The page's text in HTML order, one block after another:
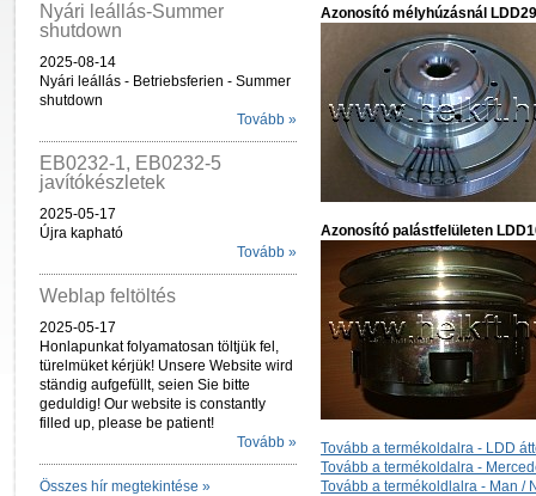
Nyári leállás-Summer
shutdown
2025-08-14
Nyári leállás - Betriebsferien - Summer
shutdown
Tovább »
EB0232-1, EB0232-5
javítókészletek
2025-05-17
Újra kapható
Tovább »
Weblap feltöltés
2025-05-17
Honlapunkat folyamatosan töltjük fel,
türelmüket kérjük! Unsere Website wird
ständig aufgefüllt, seien Sie bitte
geduldig! Our website is constantly
filled up, please be patient!
Tovább »
Összes hír megtekintése »
Azonosító mélyhúzásnál LDD29
Azonosító palástfelületen
Tovább a termékoldalra - LDD
Tovább a termékoldalra -
Tovább a termékoldlalra - Man /